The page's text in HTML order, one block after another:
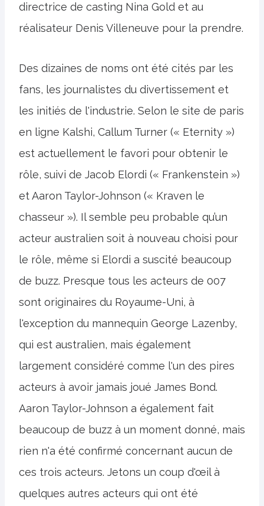
directrice de casting Nina Gold et au
réalisateur Denis Villeneuve pour la prendre.
Des dizaines de noms ont été cités par les
fans, les journalistes du divertissement et
les initiés de l'industrie. Selon le site de paris
en ligne Kalshi, Callum Turner (« Eternity »)
est actuellement le favori pour obtenir le
rôle, suivi de Jacob Elordi (« Frankenstein »)
et Aaron Taylor-Johnson (« Kraven le
chasseur »). Il semble peu probable qu’un
acteur australien soit à nouveau choisi pour
le rôle, même si Elordi a suscité beaucoup
de buzz. Presque tous les acteurs de 007
sont originaires du Royaume-Uni, à
l'exception du mannequin George Lazenby,
qui est australien, mais également
largement considéré comme l'un des pires
acteurs à avoir jamais joué James Bond.
Aaron Taylor-Johnson a également fait
beaucoup de buzz à un moment donné, mais
rien n'a été confirmé concernant aucun de
ces trois acteurs. Jetons un coup d'œil à
quelques autres acteurs qui ont été